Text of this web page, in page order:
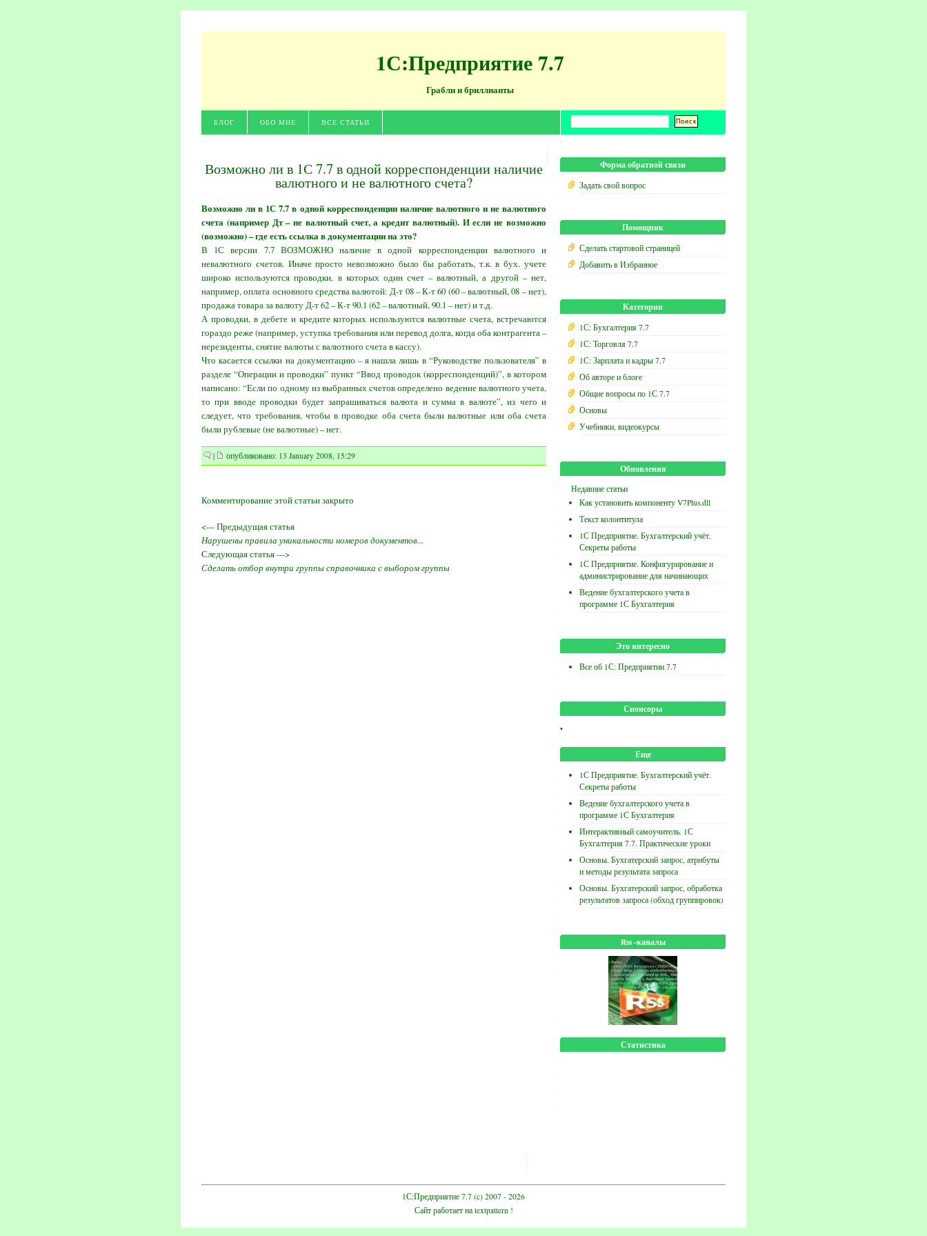
1С:Предприятие 7.7
Грабли и бриллианты
БЛОГ ОБО МНЕ ВСЕ СТАТЬИ
Форма обратной связи
Задать свой вопрос
Помощник
Сделать стартовой страницей
Добавить в Избранное
Категории
1С: Бухгалтерия 7.7
1С: Торговля 7.7
1С: Зарплата и кадры 7.7
Об авторе и блоге
Общие вопросы по 1С 7.7
Основы
Учебники, видеокурсы
Обновления
Недавние статьи
Как установить компоненту V7Plus.dll
Текст колонтитула
1С Предприятие. Бухгалтерский учёт.
Секреты работы
1С Предприятие. Конфигурирование и
администрирование для начинающих
Ведение бухгалтерского учета в
программе 1С Бухгалтерия
Это интересно
Все об 1С: Предприятии 7.7
Спонсоры
•
Еще
1С Предприятие. Бухгалтерский учёт.
Секреты работы
Ведение бухгалтерского учета в
программе 1С Бухгалтерия
Интерактивный самоучитель. 1С
Бухгалтерия 7.7. Практические уроки
Основы. Бухгатерский запрос, атрибуты
и методы результата запроса
Основы. Бухгатерский запрос, обработка
результатов запроса (обход группировок)
Rss -каналы
Статистика
Возможно ли в 1С 7.7 в одной корреспонденции наличие
валютного и не валютного счета?
Возможно ли в 1С 7.7 в одной корреспонденции наличие валютного и не валютного
счета (например Дт – не валютный счет, а кредит валютный). И если не возможно
(возможно) – где есть ссылка в документации на это?
В 1С версии 7.7 ВОЗМОЖНО наличие в одной корреспонденции валютного и
невалютного счетов. Иначе просто невозможно было бы работать, т.к. в бух. учете
широко используются проводки, в которых один счет – валютный, а другой – нет,
например, оплата основного средства валютой: Д-т 08 – К-т 60 (60 – валютный, 08 – нет),
продажа товара за валюту Д-т 62 – К-т 90.1 (62 – валютный, 90.1 – нет) и т.д.
А проводки, в дебете и кредите которых используются валютные счета, встречаются
гораздо реже (например, уступка требования или перевод долга, когда оба контрагента –
нерезиденты, снятие валюты с валютного счета в кассу).
Что касается ссылки на документацию – я нашла лишь в “Руководстве пользователя” в
разделе “Операции и проводки” пункт “Ввод проводок (корреспонденций)”, в котором
написано: “Если по одному из выбранных счетов определено ведение валютного учета,
то при вводе проводки будет запрашиваться валюта и сумма в валюте”, из чего и
следует, что требования, чтобы в проводке оба счета были валютные или оба счета
были рублевые (не валютные) – нет.
| опубликовано: 13 January 2008, 15:29
Комментирование этой статьи закрыто
<--- Предыдущая статья
Нарушены правила уникальности номеров документов...
Следующая статья --->
Сделать отбор внутри группы справочника с выбором группы
1С:Предприятие 7.7 (c) 2007 - 2026
Сайт работает на textpattern!